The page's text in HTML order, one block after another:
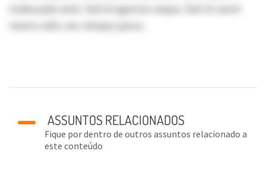
malesuada ante. Sed id egestas neque. Sed sit amet
viverra velit, nec tempus purus.
ASSUNTOS RELACIONADOS
Fique por dentro de outros assuntos relacionado a
este conteúdo